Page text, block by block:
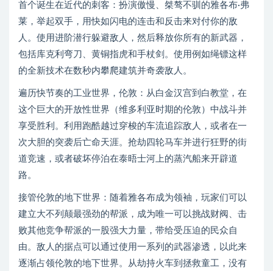
首个诞生在近代的刺客：扮演傲慢、桀骜不驯的雅各布·弗
莱，举起双手，用快如闪电的连击和反击来对付你的敌
人。使用进阶潜行躲避敌人，然后释放你所有的新武器，
包括库克利弯刀、黄铜指虎和手杖剑。使用例如绳镖这样
的全新技术在数秒内攀爬建筑并奇袭敌人。
遍历快节奏的工业世界，伦敦：从白金汉宫到白教堂，在
这个巨大的开放性世界（维多利亚时期的伦敦）中战斗并
享受胜利。利用跑酷越过穿梭的车流追踪敌人，或者在一
次大胆的突袭后亡命天涯。抢劫四轮马车并进行狂野的街
道竞速，或者破坏停泊在泰晤士河上的蒸汽船来开辟道
路。
接管伦敦的地下世界：随着雅各布成为领袖，玩家们可以
建立大不列颠最强劲的帮派，成为唯一可以挑战财阀、击
败其他竞争帮派的一股强大力量，带给受压迫的民众自
由。敌人的据点可以通过使用一系列的武器渗透，以此来
逐渐占领伦敦的地下世界。从劫持火车到拯救童工，没有